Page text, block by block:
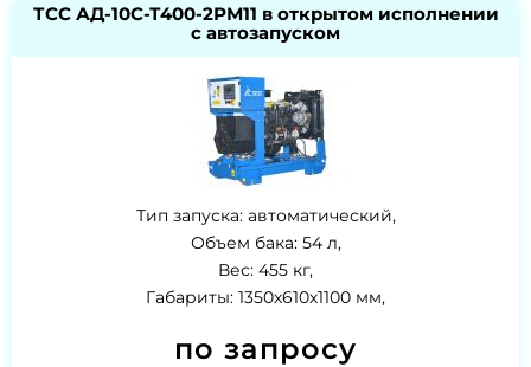
ТСС АД-10С-Т400-2РМ11 в открытом исполнении
с автозапуском
Тип запуска: автоматический,
Объем бака: 54 л,
Вес: 455 кг,
Габариты: 1350х610х1100 мм,
по запросу